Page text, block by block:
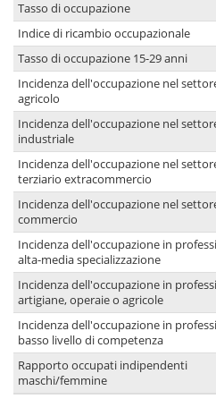
Tasso di occupazione
Indice di ricambio occupazionale
Tasso di occupazione 15-29 anni
Incidenza dell'occupazione nel
agricolo
Incidenza dell'occupazione nel
industriale
Incidenza dell'occupazione nel
terziario extracommercio
Incidenza dell'occupazione nel
commercio
Incidenza dell'occupazione in
alta-media specializzazione
Incidenza dell'occupazione in
artigiane, operaie o agricole
Incidenza dell'occupazione in
basso livello di competenza
Rapporto occupati indipendenti
maschi/femmine